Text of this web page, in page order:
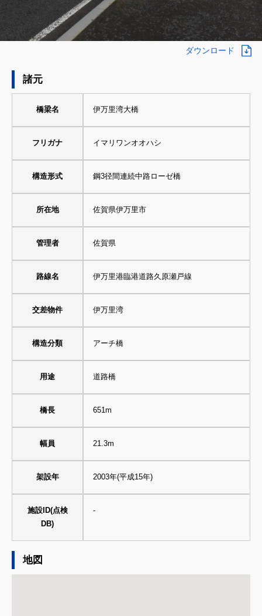
ダウンロード
諸元
橋梁名 伊万里湾大橋
フリガナ イマリワンオオハシ
構造形式 鋼3径間連続中路ローゼ橋
所在地 佐賀県伊万里市
管理者 佐賀県
路線名 伊万里港臨港道路久原瀬戸線
交差物件 伊万里湾
構造分類 アーチ橋
用途 道路橋
橋長 651m
幅員 21.3m
架設年 2003年(平成15年)
施設ID(点検
DB)
-
地図